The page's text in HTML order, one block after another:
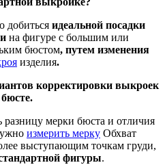
добиться идеальной посадки
на фигуре с большим или
бюстом, путем изменения
изделия.
корректировки выкроек
разницу мерки бюста и отличия
измерить мерку Обхват
выступающим точкам груди,
фигуры.